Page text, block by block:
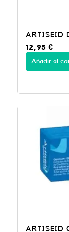
ARTISEID
12,95€
Añadir al
ARTISEID